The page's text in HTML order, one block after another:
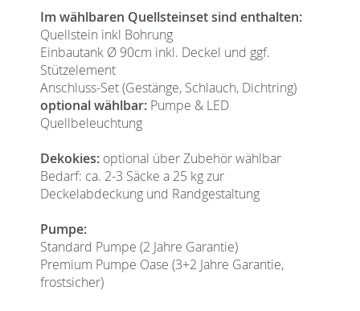
Im wählbaren Quellsteinset sind enthalten:
Quellstein inkl Bohrung
Einbautank Ø 90cm inkl. Deckel und ggf.
Stützelement
Anschluss-Set (Gestänge, Schlauch, Dichtring)
optional wählbar: Pumpe & LED
Quellbeleuchtung
Dekokies: optional über Zubehör wählbar
Bedarf: ca. 2-3 Säcke a 25 kg zur
Deckelabdeckung und Randgestaltung
Pumpe:
Standard Pumpe (2 Jahre Garantie)
Premium Pumpe Oase (3+2 Jahre Garantie,
frostsicher)